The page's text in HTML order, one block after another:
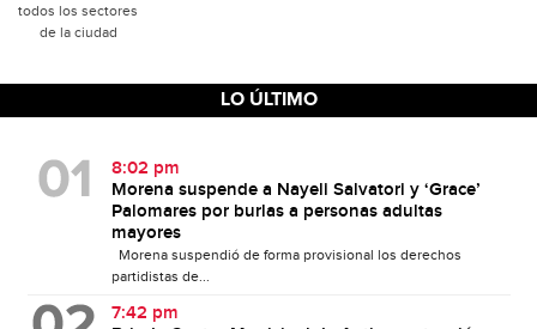
todos los sectores
de la ciudad
LO ÚLTIMO
8:02 pm
Morena suspende a Nayeli Salvatori y ‘Grace’
Palomares por burlas a personas adultas
mayores
Morena suspendió de forma provisional los derechos
partidistas de...
7:42 pm